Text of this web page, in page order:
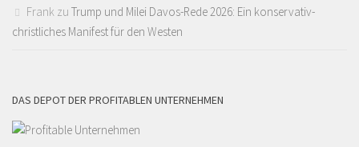
Frank zu Trump und Milei Davos-Rede 2026: Ein konservativ-
christliches Manifest für den Westen
DAS DEPOT DER PROFITABLEN UNTERNEHMEN